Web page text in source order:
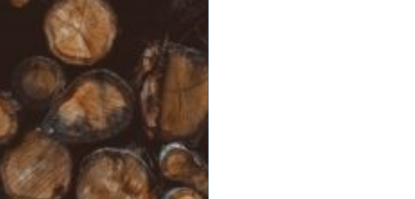
bliver gjort rigtigt første
gang. Derfor giver det
god mening at bruge en
lokal, aut...